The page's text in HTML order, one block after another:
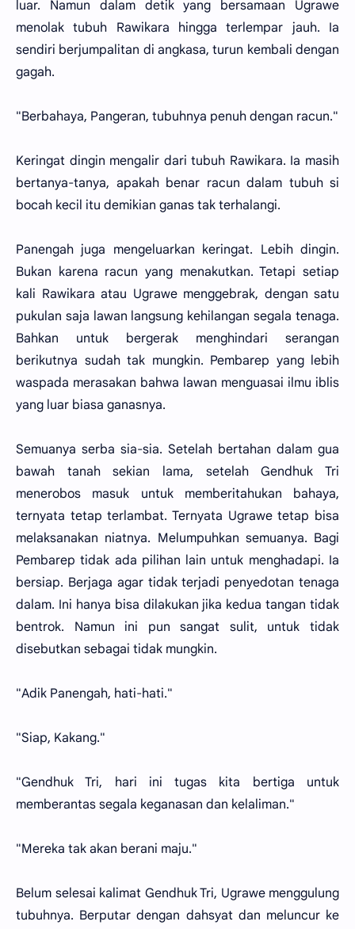
luar. Namun dalam detik yang bersamaan Ugrawe
menolak tubuh Rawikara hingga terlempar jauh. Ia
sendiri berjumpalitan di angkasa, turun kembali dengan
gagah.
"Berbahaya, Pangeran, tubuhnya penuh dengan racun."
Keringat dingin mengalir dari tubuh Rawikara. Ia masih
bertanya-tanya, apakah benar racun dalam tubuh si
bocah kecil itu demikian ganas tak terhalangi.
Panengah juga mengeluarkan keringat. Lebih dingin.
Bukan karena racun yang menakutkan. Tetapi setiap
kali Rawikara atau Ugrawe menggebrak, dengan satu
pukulan saja lawan langsung kehilangan segala tenaga.
Bahkan untuk bergerak menghindari serangan
berikutnya sudah tak mungkin. Pembarep yang lebih
waspada merasakan bahwa lawan menguasai ilmu iblis
yang luar biasa ganasnya.
Semuanya serba sia-sia. Setelah bertahan dalam gua
bawah tanah sekian lama, setelah Gendhuk Tri
menerobos masuk untuk memberitahukan bahaya,
ternyata tetap terlambat. Ternyata Ugrawe tetap bisa
melaksanakan niatnya. Melumpuhkan semuanya. Bagi
Pembarep tidak ada pilihan lain untuk menghadapi. Ia
bersiap. Berjaga agar tidak terjadi penyedotan tenaga
dalam. Ini hanya bisa dilakukan jika kedua tangan tidak
bentrok. Namun ini pun sangat sulit, untuk tidak
disebutkan sebagai tidak mungkin.
"Adik Panengah, hati-hati."
"Siap, Kakang."
"Gendhuk Tri, hari ini tugas kita bertiga untuk
memberantas segala keganasan dan kelaliman."
"Mereka tak akan berani maju."
Belum selesai kalimat Gendhuk Tri, Ugrawe menggulung
tubuhnya. Berputar dengan dahsyat dan meluncur ke